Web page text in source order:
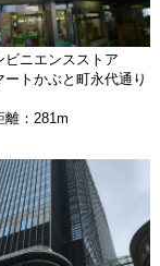
ビニエンスストア
ートかぶと町永代通り
離：281m